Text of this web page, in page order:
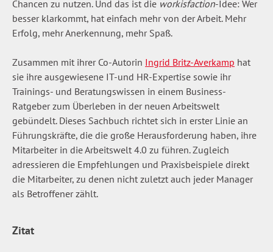
Chancen zu nutzen. Und das ist die workisfaction-Idee: Wer
besser klarkommt, hat einfach mehr von der Arbeit. Mehr
Erfolg, mehr Anerkennung, mehr Spaß.
Zusammen mit ihrer Co-Autorin Ingrid Britz-Averkamp hat
sie ihre ausgewiesene IT-und HR-Expertise sowie ihr
Trainings- und Beratungswissen in einem Business-
Ratgeber zum Überleben in der neuen Arbeitswelt
gebündelt. Dieses Sachbuch richtet sich in erster Linie an
Führungskräfte, die die große Herausforderung haben, ihre
Mitarbeiter in die Arbeitswelt 4.0 zu führen. Zugleich
adressieren die Empfehlungen und Praxisbeispiele direkt
die Mitarbeiter, zu denen nicht zuletzt auch jeder Manager
als Betroffener zählt.
Zitat